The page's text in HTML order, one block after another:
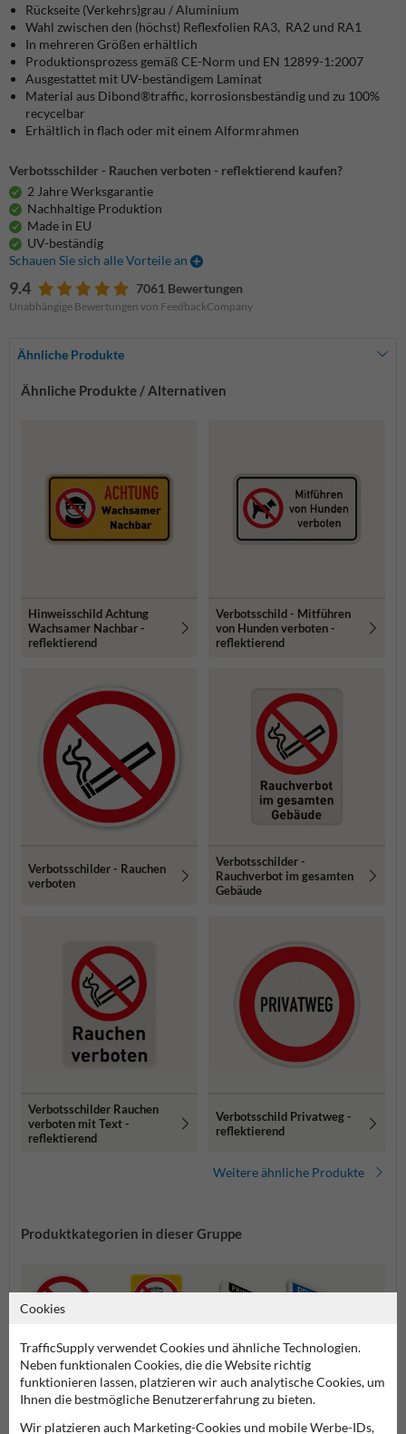
Rückseite (Verkehrs)grau / Aluminium
Wahl zwischen den (höchst) Reflexfolien RA3, RA2 und RA1
In mehreren Größen erhältlich
Produktionsprozess gemäß CE-Norm und EN 12899-1:2007
Ausgestattet mit UV-beständigem Laminat
Material aus Dibond®traffic, korrosionsbeständig und zu 100%
recycelbar
Erhältlich in flach oder mit einem Alformrahmen
Verbotsschilder - Rauchen verboten - reflektierend kaufen?
2 Jahre Werksgarantie
Nachhaltige Produktion
Made in EU
UV-beständig
Schauen Sie sich alle Vorteile an
9.4 7061 Bewertungen
Unabhängige Bewertungen von FeedbackCompany
Ähnliche Produkte
Ähnliche Produkte / Alternativen
Hinweisschild Achtung
Wachsamer Nachbar -
reflektierend
Verbotsschild - Mitführen
von Hunden verboten -
reflektierend
Verbotsschilder - Rauchen
verboten
Verbotsschilder -
Rauchverbot im gesamten
Gebäude
Verbotsschilder Rauchen
verboten mit Text -
reflektierend
Verbotsschild Privatweg -
reflektierend
Weitere ähnliche Produkte
Produktkategorien in dieser Gruppe
Cookies
TrafficSupply verwendet Cookies und ähnliche Technologien.
Neben funktionalen Cookies, die die Website richtig
funktionieren lassen, platzieren wir auch analytische Cookies, um
Ihnen die bestmögliche Benutzererfahrung zu bieten.
Wir platzieren auch Marketing-Cookies und mobile Werbe-IDs,